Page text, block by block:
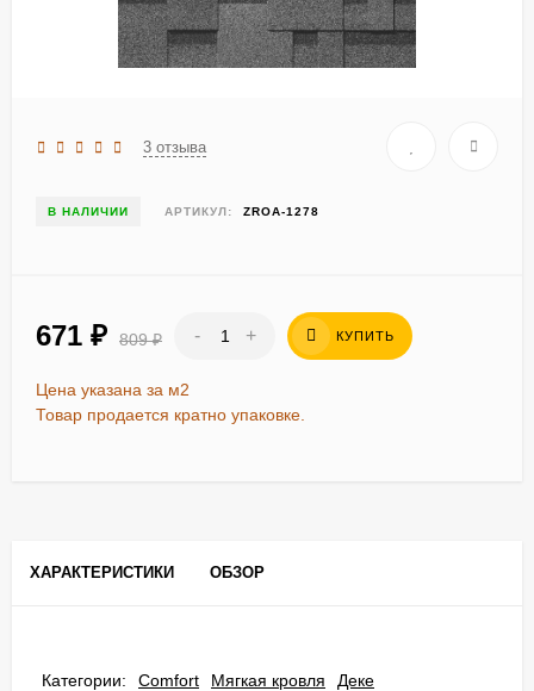
3 отзыва
В НАЛИЧИИ АРТИКУЛ: ZROA-1278
671 ₽ 809₽ - + КУПИТЬ
Цена указана за м2
Товар продается кратно упаковке.
ХАРАКТЕРИСТИКИ ОБЗОР
Категории: Comfort Мягкая кровля Деке